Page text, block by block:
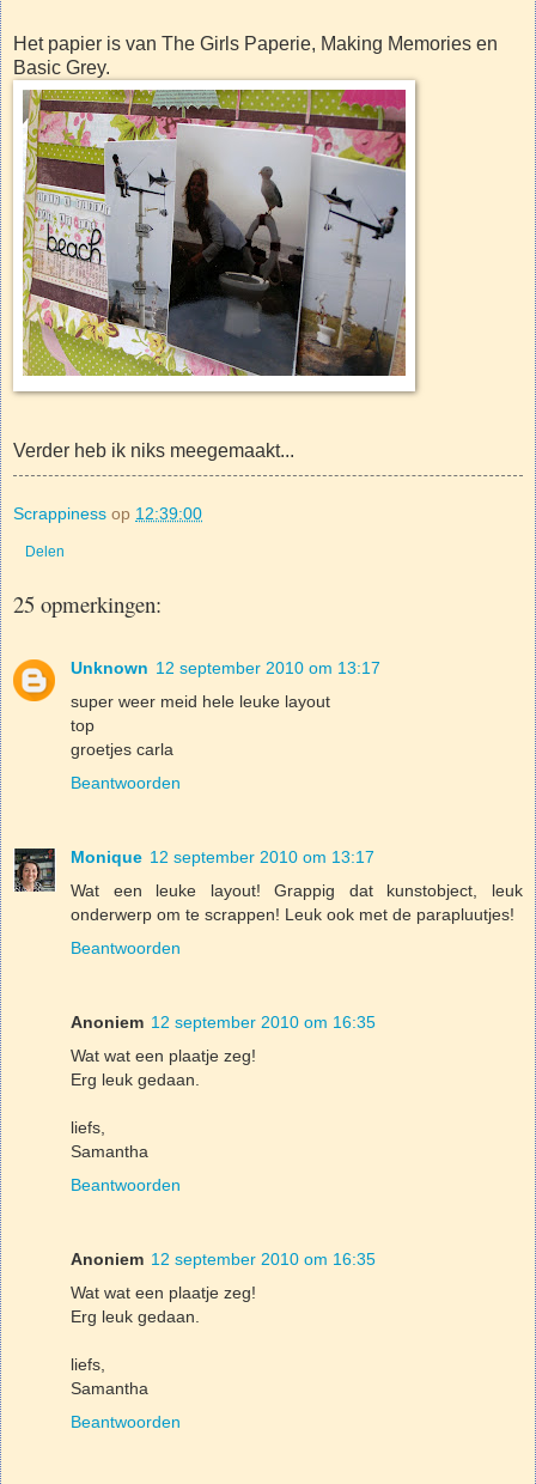
Het papier is van The Girls Paperie, Making Memories en
Basic Grey.
Verder heb ik niks meegemaakt...
Scrappiness op 12:39:00
Delen
25 opmerkingen:
Unknown 12 september 2010 om 13:17
super weer meid hele leuke layout
top
groetjes carla
Beantwoorden
Monique 12 september 2010 om 13:17
Wat een leuke layout! Grappig dat kunstobject, leuk
onderwerp om te scrappen! Leuk ook met de parapluutjes!
Beantwoorden
Anoniem 12 september 2010 om 16:35
Wat wat een plaatje zeg!
Erg leuk gedaan.
liefs,
Samantha
Beantwoorden
Anoniem 12 september 2010 om 16:35
Wat wat een plaatje zeg!
Erg leuk gedaan.
liefs,
Samantha
Beantwoorden